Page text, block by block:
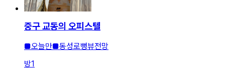
중구 교동의 오피스텔
■오늘만■동성로뻥뷰전망
방1